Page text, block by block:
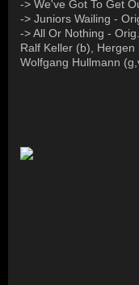
-> We've Got To Get
-> Juniors Wailing -
-> All Or Nothing -
Ralf Keller (b), Hergen
Wolfgang Hullmann